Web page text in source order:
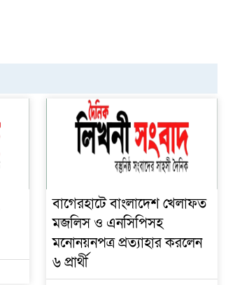
বাগেরহাটে বাংলাদেশ খেলাফত
মজলিস ও এনসিপিসহ
মনোনয়নপত্র প্রত্যাহার করলেন
৬ প্রার্থী